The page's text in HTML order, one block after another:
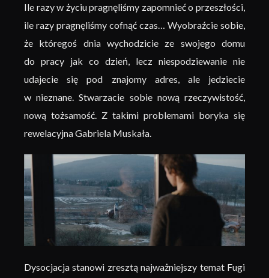
Ile razy w życiu pragnęliśmy zapomnieć o przeszłości,
ile razy pragnęliśmy cofnąć czas… Wyobraźcie sobie,
że któregoś dnia wychodzicie ze swojego domu
do pracy jak co dzień, lecz niespodziewanie nie
udajecie się pod znajomy adres, ale jedziecie
w nieznane. Stwarzacie sobie nową rzeczywistość,
nową tożsamość. Z takimi problemami boryka się
rewelacyjna Gabriela Muskała.
Dysocjacja stanowi zresztą najważniejszy temat Fugi